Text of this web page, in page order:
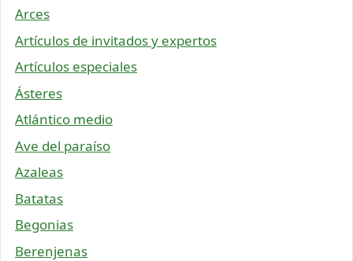
Arces
Artículos de invitados y expertos
Artículos especiales
Ásteres
Atlántico medio
Ave del paraíso
Azaleas
Batatas
Begonias
Berenjenas